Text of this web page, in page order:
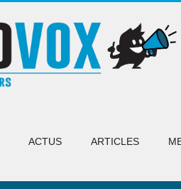
ACTUS ARTICLES